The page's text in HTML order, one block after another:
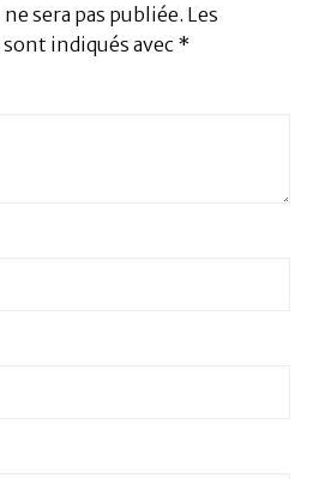
sera pas publiée. Les
indiqués avec *